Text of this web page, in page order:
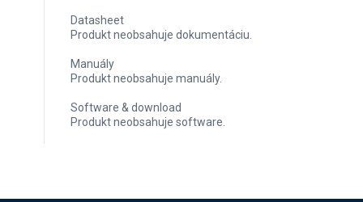
Datasheet
Produkt neobsahuje dokumentáciu.
Manuály
Produkt neobsahuje manuály.
Software & download
Produkt neobsahuje software.